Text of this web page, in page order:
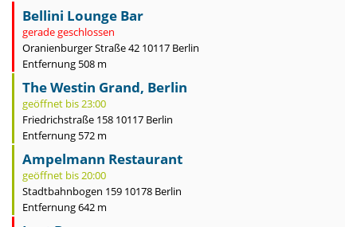
Bellini Lounge Bar
gerade geschlossen
Oranienburger Straße 42 10117 Berlin
Entfernung 508 m
The Westin Grand, Berlin
geöffnet bis 23:00
Friedrichstraße 158 10117 Berlin
Entfernung 572 m
Ampelmann Restaurant
geöffnet bis 20:00
Stadtbahnbogen 159 10178 Berlin
Entfernung 642 m